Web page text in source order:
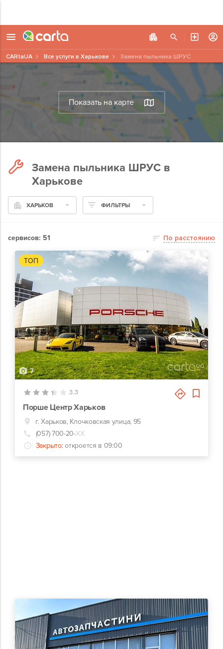
Показать на карте
CARtaUA Все услуги в Харькове Замена пыльника ШРУС
Замена пыльника ШРУС в
Харькове
ХАРЬКОВ ФИЛЬТРЫ
сервисов: 51 По расстоянию
ТОП
7
3.3
Порше Центр Харьков
г. Харьков, Клочковская улица, 95
(057) 700-20-ХХ
Закрыто: откроется в 09:00